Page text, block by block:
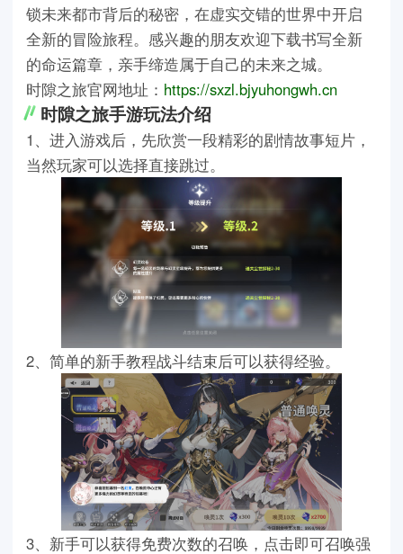
锁未来都市背后的秘密，在虚实交错的世界中开启
全新的冒险旅程。感兴趣的朋友欢迎下载书写全新
的命运篇章，亲手缔造属于自己的未来之城。
时隙之旅官网地址： https://sxzl.bjyuhongwh.cn
时隙之旅手游玩法介绍
1、进入游戏后，先欣赏一段精彩的剧情故事短片，
当然玩家可以选择直接跳过。
2、简单的新手教程战斗结束后可以获得经验。
3、新手可以获得免费次数的召唤，点击即可召唤强